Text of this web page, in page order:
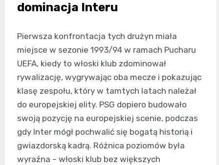
Y. Sommer
dominacja Interu
Pierwsza konfrontacja tych drużyn miała
miejsce w sezonie 1993/94 w ramach Pucharu
UEFA, kiedy to włoski klub zdominował
rywalizację, wygrywając oba mecze i pokazując
klasę zespołu, który w tamtych latach należał
do europejskiej elity. PSG dopiero budowało
swoją pozycję na europejskiej scenie, podczas
gdy Inter mógł pochwalić się bogatą historią i
gwiazdorską kadrą. Różnica poziomów była
wyraźna – włoski klub bez większych